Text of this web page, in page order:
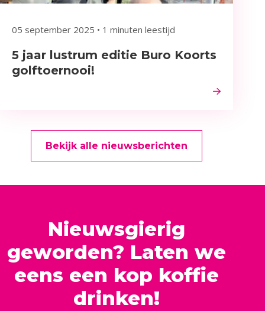
5 jaar lustrum editie Buro Koorts
golftoernooi!
05 september 2025 • 1 minuten leestijd
Bekijk alle nieuwsberichten
Nieuwsgierig
geworden? Laten we
eens een kop koffie
drinken!